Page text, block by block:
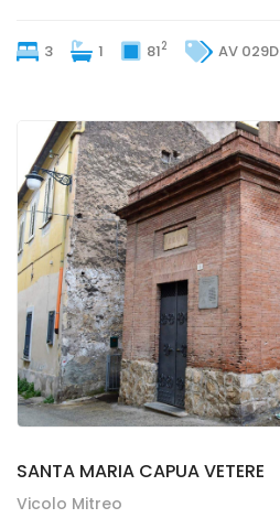
3 1 812 AV 029D
SANTA MARIA CAPUA VETERE
SANTA MARIA CAPUA VETERE
Vicolo Mitreo